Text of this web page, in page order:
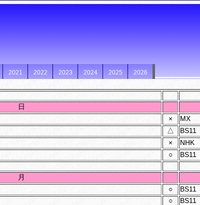
2021 2022 2023 2024 2025 2026
日
×
MX
△ BS11
×
NHK
○ BS11
月
○ BS11
○
BS11